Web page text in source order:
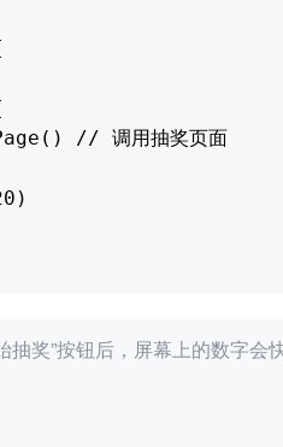
抽奖”按钮后，屏幕上的数字